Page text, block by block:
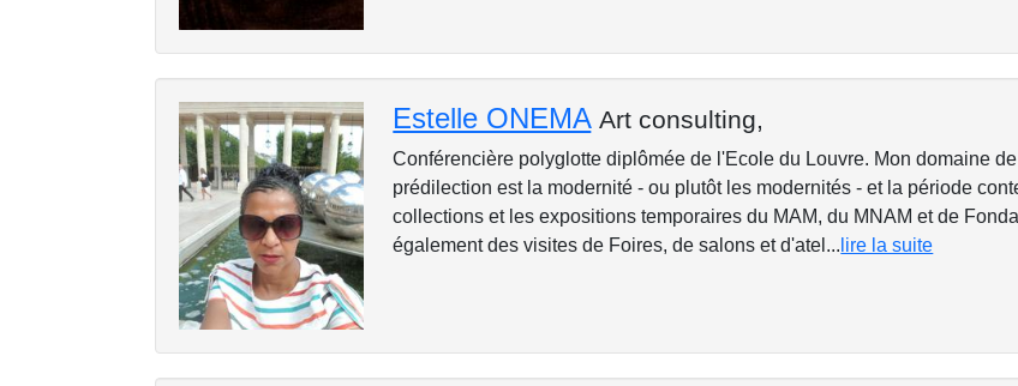
Estelle ONEMA Art consulting,
Conférencière polyglotte diplômée de l'Ecole du Louvre. Mon domaine
prédilection est la modernité - ou plutôt les modernités - et la période
collections et les expositions temporaires du MAM, du MNAM et de
également des visites de Foires, de salons et d'atel... lire la suite